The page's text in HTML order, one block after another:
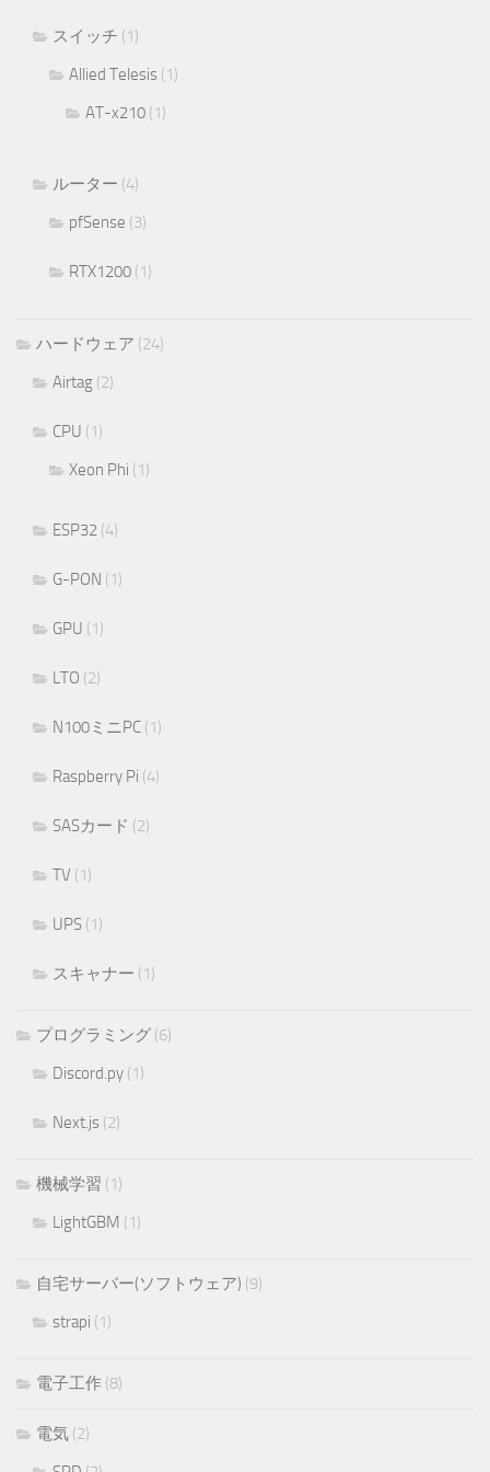
スイッチ (1)
Allied Telesis (1)
AT-x210 (1)
ルーター (4)
pfSense (3)
RTX1200 (1)
ハードウェア (24)
Airtag (2)
CPU (1)
Xeon Phi (1)
ESP32 (4)
G-PON (1)
GPU (1)
LTO (2)
N100ミニPC (1)
Raspberry Pi (4)
SASカード (2)
TV (1)
UPS (1)
スキャナー (1)
プログラミング (6)
Discord.py (1)
Next.js (2)
機械学習 (1)
LightGBM (1)
自宅サーバー(ソフトウェア) (9)
strapi (1)
電子工作 (8)
電気 (2)